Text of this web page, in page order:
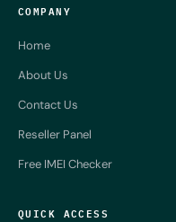
COMPANY
Home
About Us
Contact Us
Reseller Panel
Free IMEI Checker
QUICK ACCESS